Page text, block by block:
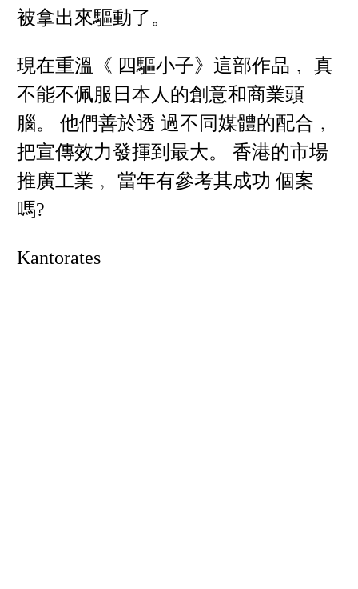
被拿出來驅動了。
現在重溫《 四驅小子》這部作品﹐ 真
不能不佩服日本人的創意和商業頭
腦。 他們善於透 過不同媒體的配合﹐
把宣傳效力發揮到最大。 香港的市場
推廣工業﹐ 當年有參考其成功 個案
嗎?
Kantorates